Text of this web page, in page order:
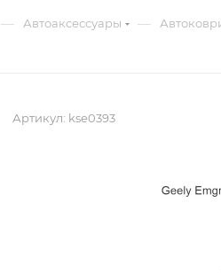
— Автоаксессуары —
Артикул: kse0393